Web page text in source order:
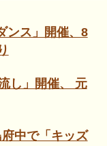
ンス」開催、8
し」開催、 元
中で「キッズ